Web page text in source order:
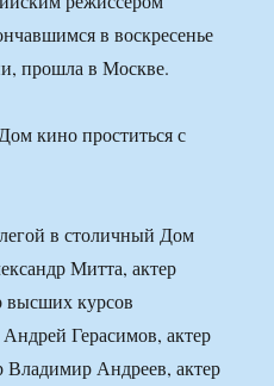
в воскресенье
прошла в Москве.
в столичный Дом
Митта, актер
курсов
Герасимов, актер
Владимир Андреев, актер